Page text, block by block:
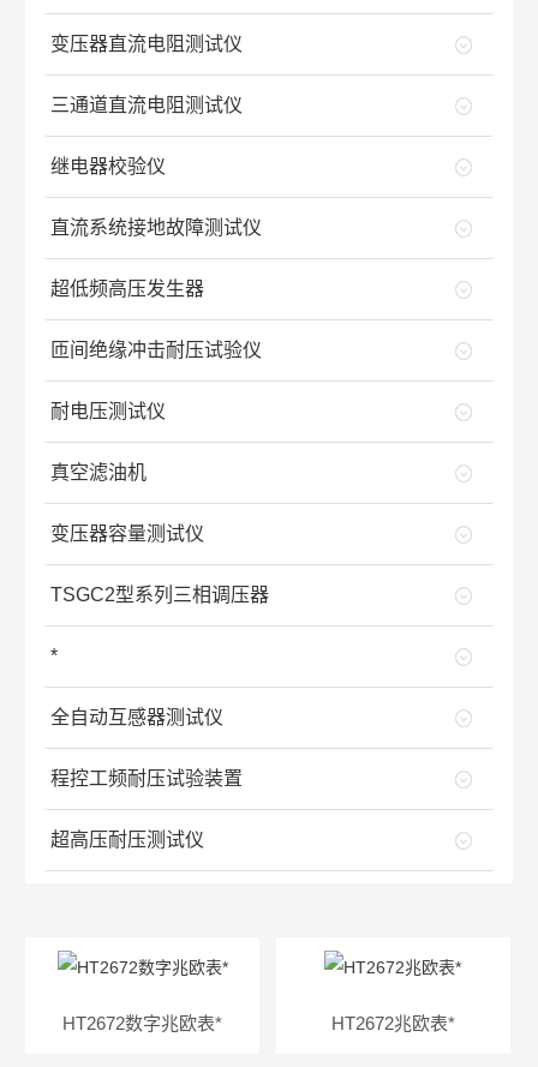
变压器直流电阻测试仪
三通道直流电阻测试仪
继电器校验仪
直流系统接地故障测试仪
超低频高压发生器
匝间绝缘冲击耐压试验仪
耐电压测试仪
真空滤油机
变压器容量测试仪
TSGC2型系列三相调压器
*
全自动互感器测试仪
程控工频耐压试验装置
超高压耐压测试仪
HT2672数字兆欧表* HT2672兆欧表*